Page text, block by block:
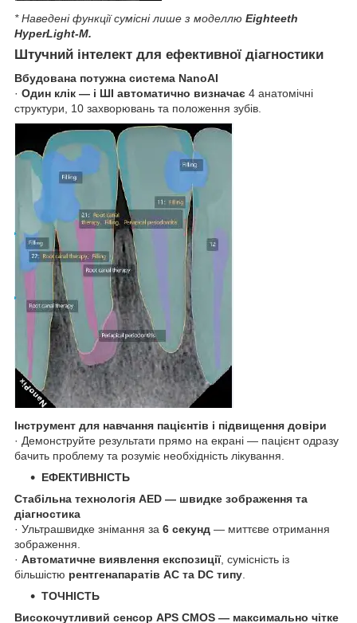
* Наведені функції сумісні лише з моделлю Eighteeth
HyperLight-M.
Штучний інтелект для ефективної діагностики
Вбудована потужна система NanoAI
· Один клік — і ШІ автоматично визначає 4 анатомічні
структури, 10 захворювань та положення зубів.
Інструмент для навчання пацієнтів і підвищення довіри
· Демонструйте результати прямо на екрані — пацієнт одразу
бачить проблему та розуміє необхідність лікування.
ЕФЕКТИВНІСТЬ
Стабільна технологія AED — швидке зображення та
діагностика
· Ультрашвидке знімання за 6 секунд — миттєве отримання
зображення.
· Автоматичне виявлення експозиції, сумісність із
більшістю рентгенапаратів AC та DC типу.
ТОЧНІСТЬ
Високочутливий сенсор APS CMOS — максимально чітке